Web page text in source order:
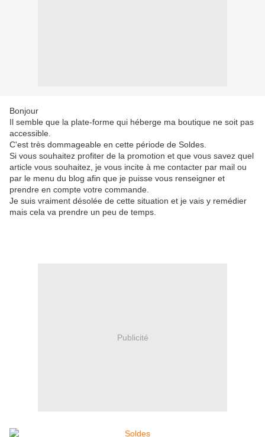
Bonjour
Il semble que la plate-forme qui héberge ma boutique ne soit pas
accessible.
C'est très dommageable en cette période de Soldes.
Si vous souhaitez profiter de la promotion et que vous savez quel
article vous souhaitez, je vous incite à me contacter par mail ou
par le menu du blog afin que je puisse vous renseigner et
prendre en compte votre commande.
Je suis vraiment désolée de cette situation et je vais y remédier
mais cela va prendre un peu de temps.
Publicité